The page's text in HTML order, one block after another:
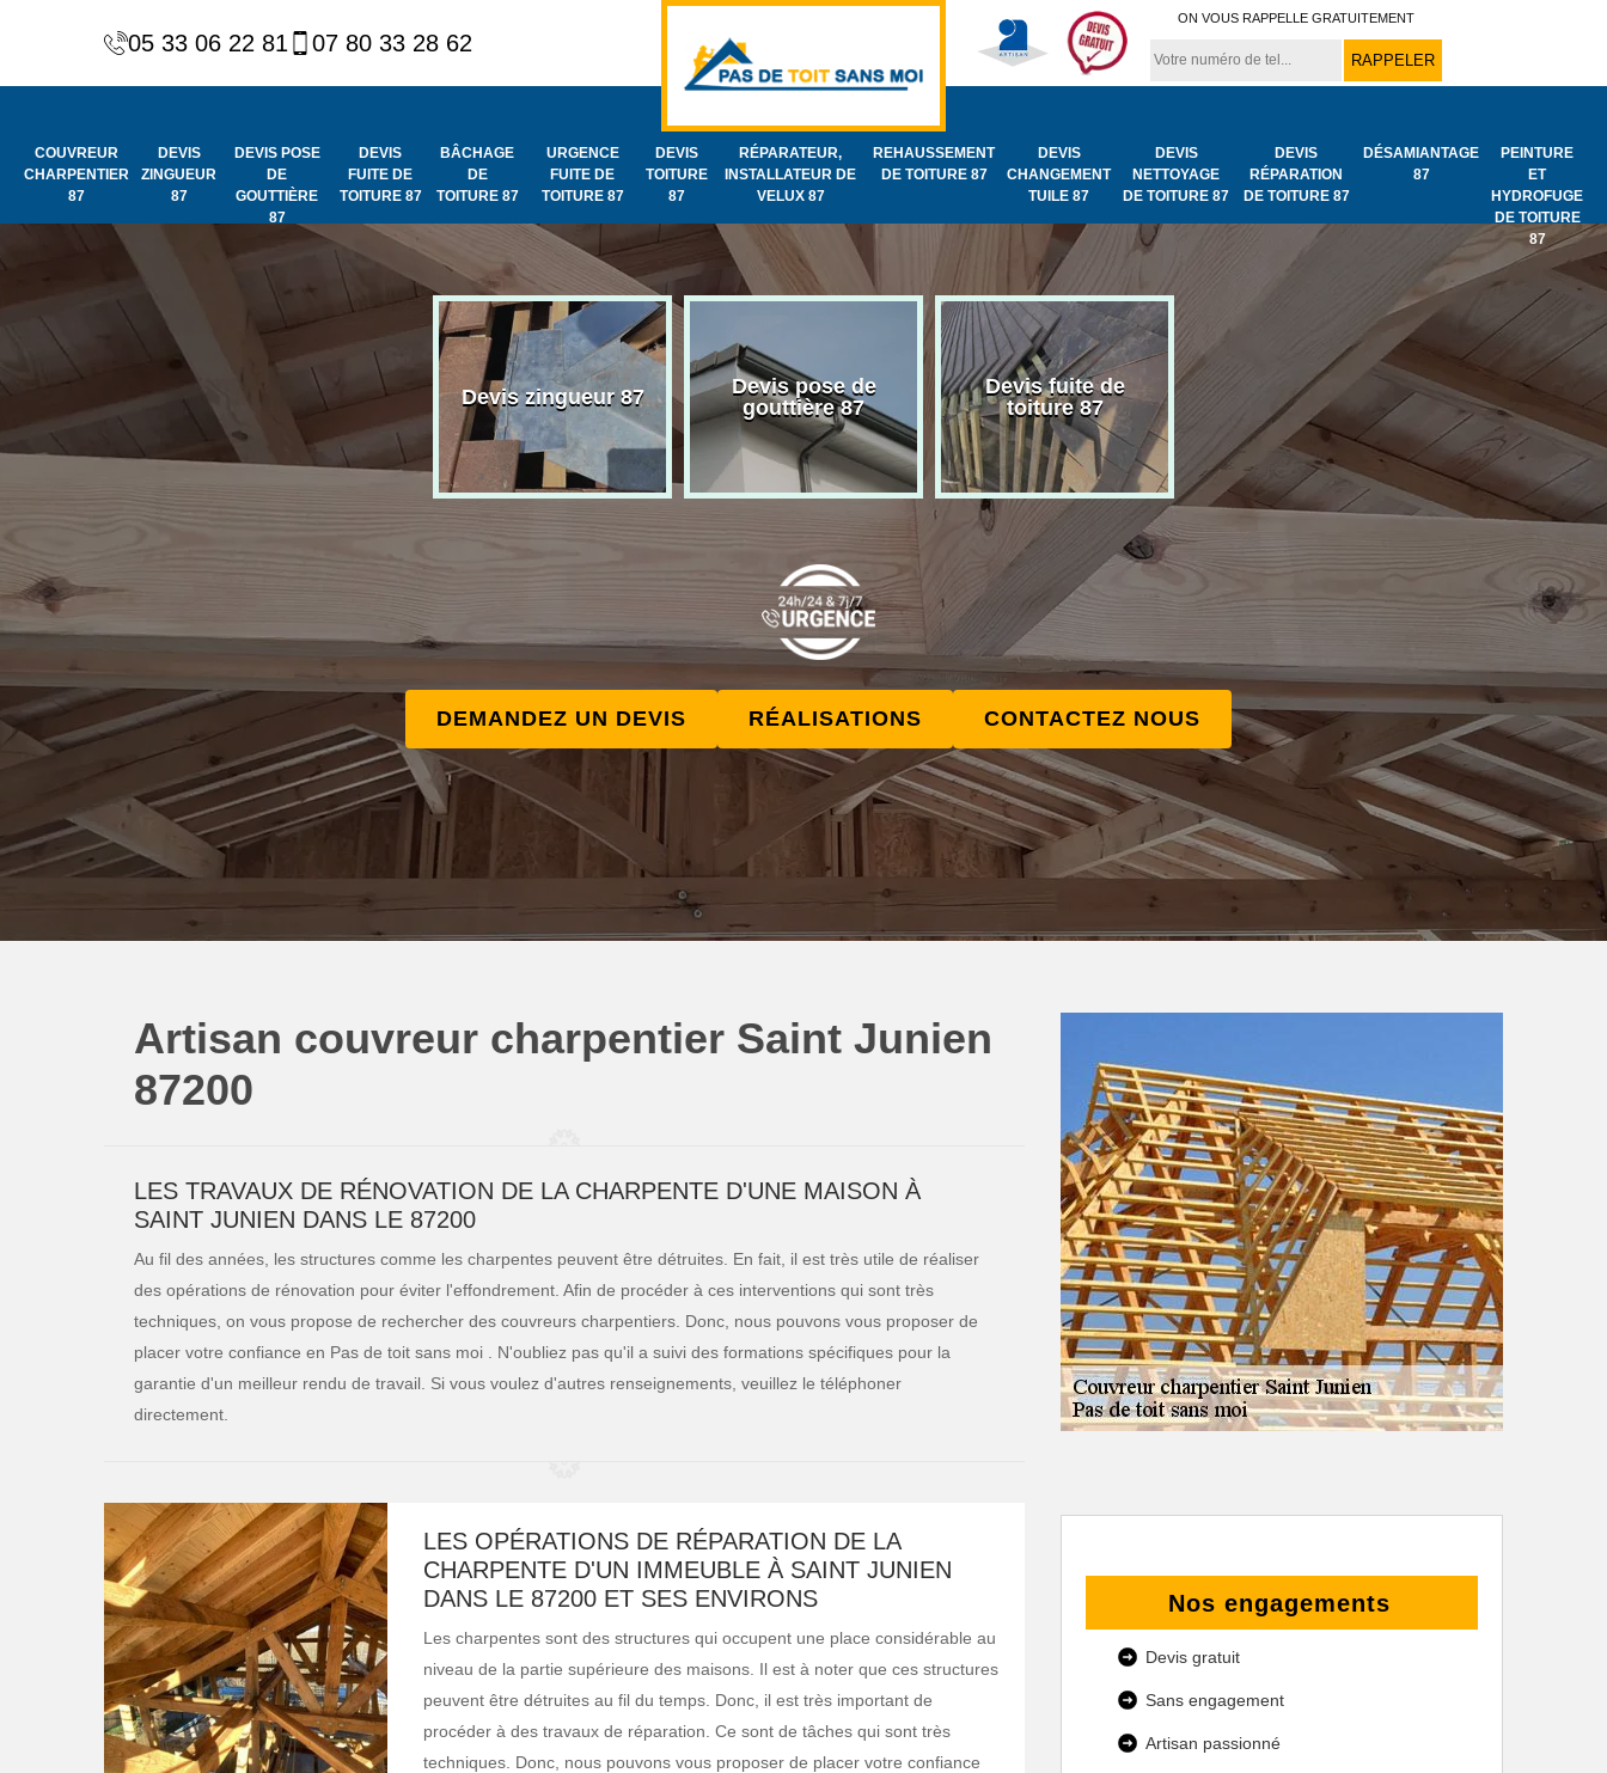
05 33 06 22 81 07 80 33 28 62
ON VOUS RAPPELLE GRATUITEMENT
COUVREUR
CHARPENTIER
87
DEVIS
ZINGUEUR
87
DEVIS POSE
DE
GOUTTIÈRE
87
DEVIS
FUITE DE
TOITURE 87
BÂCHAGE
DE
TOITURE 87
URGENCE
FUITE DE
TOITURE 87
DEVIS
TOITURE
87
RÉPARATEUR,
INSTALLATEUR DE
VELUX 87
REHAUSSEMENT
DE TOITURE 87
DEVIS
CHANGEMENT
TUILE 87
DEVIS
NETTOYAGE
DE TOITURE 87
DEVIS
RÉPARATION
DE TOITURE 87
DÉSAMIANTAGE
87
PEINTURE
ET
HYDROFUGE
DE TOITURE
87
et
toiture 87
Couvreur
charpentier 87
Devis zingueur 87
Devis pose de
gouttière 87
Devis fuite de
toiture 87
Bâchage de toiture
87
Urgence
toiture 87
DEMANDEZ UN DEVIS RÉALISATIONS CONTACTEZ NOUS
Artisan couvreur charpentier Saint Junien
87200
LES TRAVAUX DE RÉNOVATION DE LA CHARPENTE D'UNE MAISON À
SAINT JUNIEN DANS LE 87200
Au fil des années, les structures comme les charpentes peuvent être détruites. En fait, il est très utile de réaliser
des opérations de rénovation pour éviter l'effondrement. Afin de procéder à ces interventions qui sont très
techniques, on vous propose de rechercher des couvreurs charpentiers. Donc, nous pouvons vous proposer de
placer votre confiance en Pas de toit sans moi . N'oubliez pas qu'il a suivi des formations spécifiques pour la
garantie d'un meilleur rendu de travail. Si vous voulez d'autres renseignements, veuillez le téléphoner
directement.
LES OPÉRATIONS DE RÉPARATION DE LA
CHARPENTE D'UN IMMEUBLE À SAINT JUNIEN
DANS LE 87200 ET SES ENVIRONS
Les charpentes sont des structures qui occupent une place considérable au
niveau de la partie supérieure des maisons. Il est à noter que ces structures
peuvent être détruites au fil du temps. Donc, il est très important de
procéder à des travaux de réparation. Ce sont de tâches qui sont très
techniques. Donc, nous pouvons vous proposer de placer votre confiance
Nos engagements
Devis gratuit
Sans engagement
Artisan passionné